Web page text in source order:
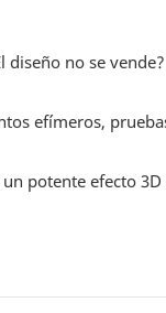
no se
efímeros,
potente efecto